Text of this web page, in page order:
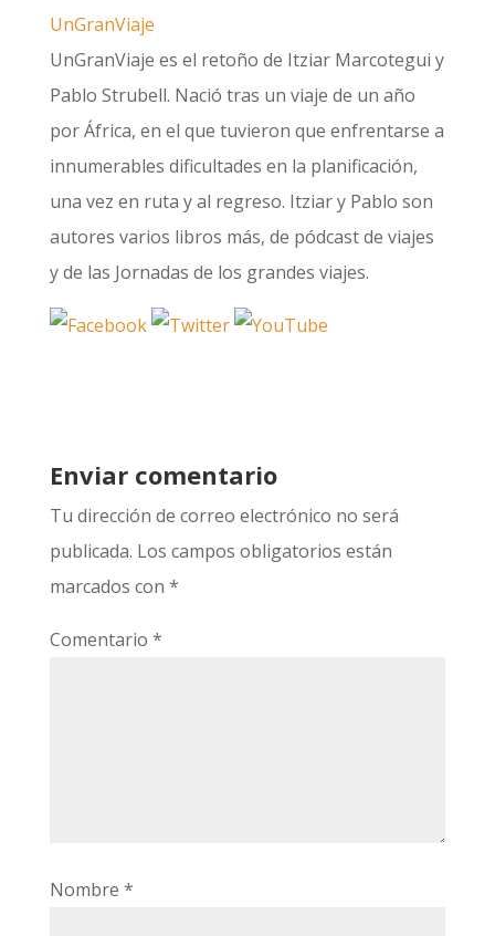
UnGranViaje
UnGranViaje es el retoño de Itziar Marcotegui y
Pablo Strubell. Nació tras un viaje de un año
por África, en el que tuvieron que enfrentarse a
innumerables dificultades en la planificación,
una vez en ruta y al regreso. Itziar y Pablo son
autores varios libros más, de pódcast de viajes
y de las Jornadas de los grandes viajes.
Enviar comentario
Tu dirección de correo electrónico no será
publicada. Los campos obligatorios están
marcados con *
Comentario *
Nombre *